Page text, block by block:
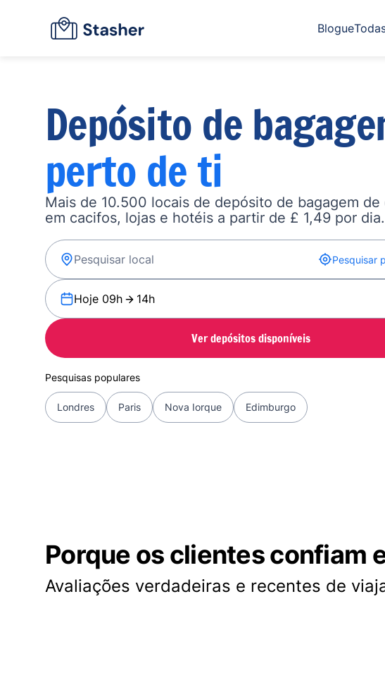
Blogue
Depósito de
perto de ti
Mais de 10.500 locais de depósito de bagagem de
em cacifos, lojas e hotéis a partir de £ 1,49 por dia.
Pesquisar
Hoje 09h 14h
Ver depósitos disponíveis
Pesquisas populares
Londres Paris Nova Iorque Edimburgo
Porque os clientes confiam
Avaliações verdadeiras e recentes de